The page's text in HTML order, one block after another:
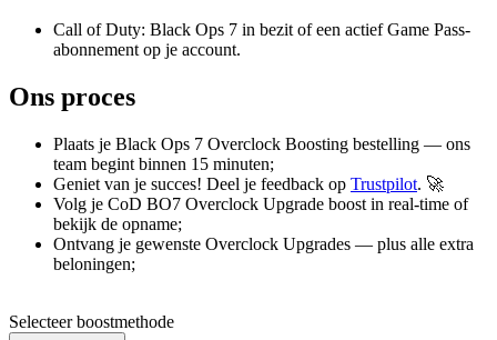
Call of Duty: Black Ops 7 in bezit of een actief Game Pass-
abonnement op je account.
Ons proces
Plaats je Black Ops 7 Overclock Boosting bestelling — ons
team begint binnen 15 minuten;
Geniet van je succes! Deel je feedback op Trustpilot. 🚀
Volg je CoD BO7 Overclock Upgrade boost in real-time of
bekijk de opname;
Ontvang je gewenste Overclock Upgrades — plus alle extra
beloningen;
Selecteer boostmethode